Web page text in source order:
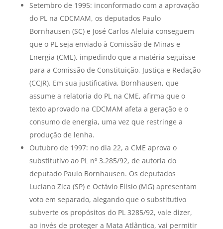
Setembro de 1995: inconformado com a aprovação
do PL na CDCMAM, os deputados Paulo
Bornhausen (SC) e José Carlos Aleluia conseguem
que o PL seja enviado à Comissão de Minas e
Energia (CME), impedindo que a matéria seguisse
para a Comissão de Constituição, Justiça e Redação
(CCJR). Em sua justificativa, Bornhausen, que
assume a relatoria do PL na CME, afirma que o
texto aprovado na CDCMAM afeta a geração e o
consumo de energia, uma vez que restringe a
produção de lenha.
Outubro de 1997: no dia 22, a CME aprova o
substitutivo ao PL nº 3.285/92, de autoria do
deputado Paulo Bornhausen. Os deputados
Luciano Zica (SP) e Octávio Elísio (MG) apresentam
voto em separado, alegando que o substitutivo
subverte os propósitos do PL 3285/92, vale dizer,
ao invés de proteger a Mata Atlântica, vai permitir